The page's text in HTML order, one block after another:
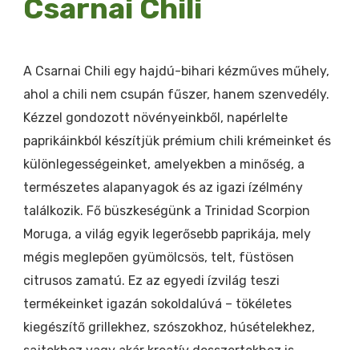
Csarnai Chili
A Csarnai Chili egy hajdú-bihari kézműves műhely,
ahol a chili nem csupán fűszer, hanem szenvedély.
Kézzel gondozott növényeinkből, napérlelte
paprikáinkból készítjük prémium chili krémeinket és
különlegességeinket, amelyekben a minőség, a
természetes alapanyagok és az igazi ízélmény
találkozik. Fő büszkeségünk a Trinidad Scorpion
Moruga, a világ egyik legerősebb paprikája, mely
mégis meglepően gyümölcsös, telt, füstösen
citrusos zamatú. Ez az egyedi ízvilág teszi
termékeinket igazán sokoldalúvá – tökéletes
kiegészítő grillekhez, szószokhoz, húsételekhez,